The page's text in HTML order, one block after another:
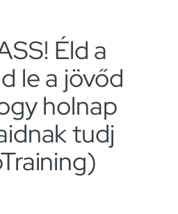
Éld a
le a jövőd
holnap
tudj